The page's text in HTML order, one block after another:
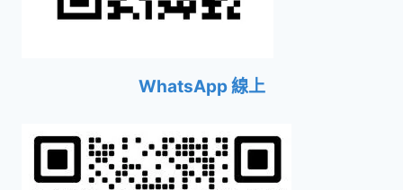
WhatsApp 線上